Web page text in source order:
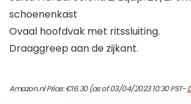
schoenenkast
Ovaal hoofdvak met ritssluiting.
Draaggreep aan de zijkant.
Amazon.nl Price:€16.30(as of 03/04/2023 10:30 PST-